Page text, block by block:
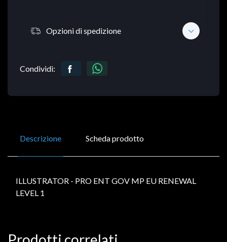
Opzioni di spedizione
Condividi:
Descrizione Scheda prodotto
ILLUSTRATOR - PRO ENT GOV MP EU RENEWAL
LEVEL 1